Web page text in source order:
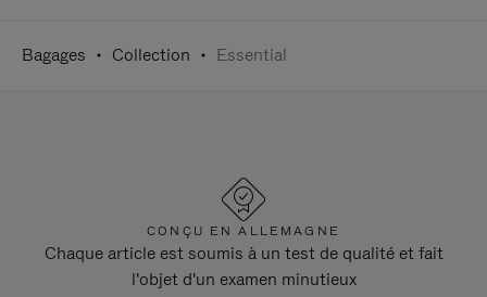
Bagages Collection Essential
CONÇU EN ALLEMAGNE
Chaque article est soumis à un test de qualité et fait
l'objet d'un examen minutieux